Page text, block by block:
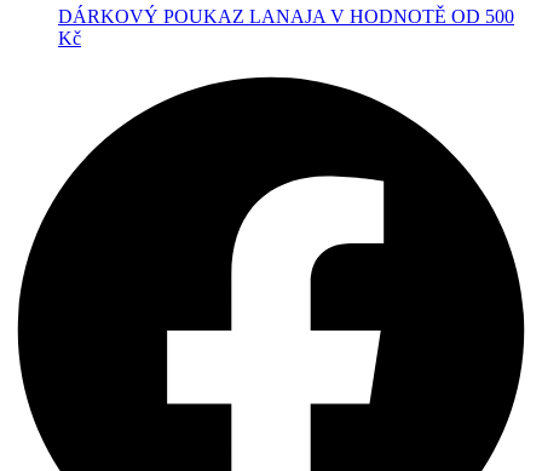
DÁRKOVÝ POUKAZ LANAJA V HODNOTĚ OD 500
Kč